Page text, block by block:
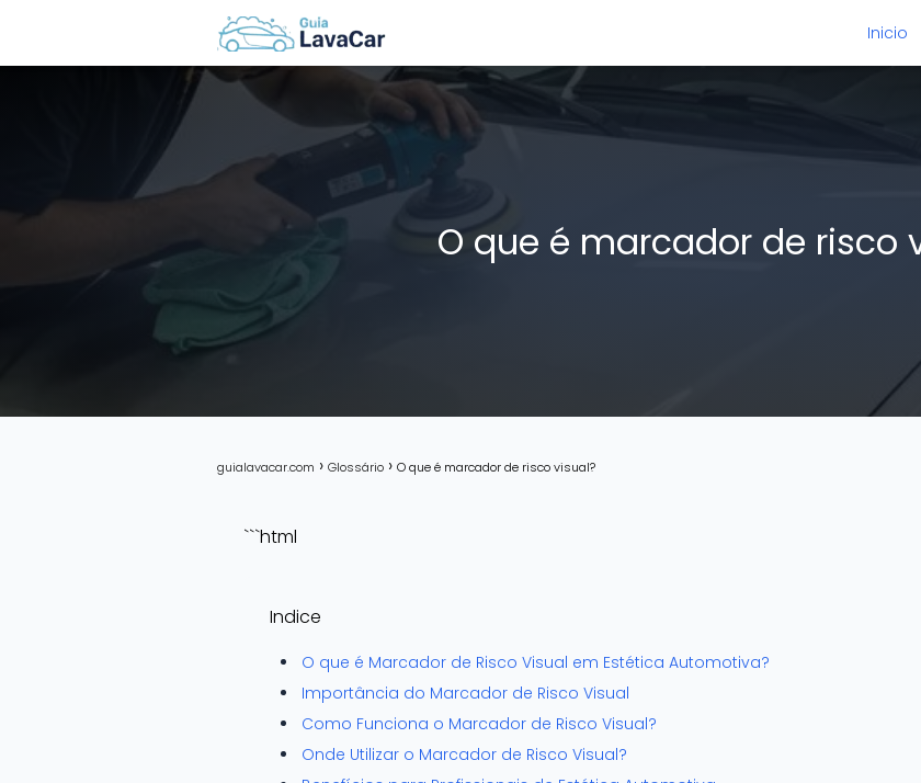
Inicio
O que é marcador de risco
guialavacar.com Glossário O que é marcador de risco visual?
```html
Indice
O que é Marcador de Risco Visual em Estética Automotiva?
Importância do Marcador de Risco Visual
Como Funciona o Marcador de Risco Visual?
Onde Utilizar o Marcador de Risco Visual?